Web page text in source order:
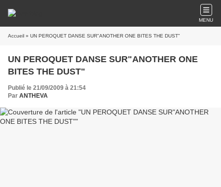
MENU
Accueil » UN PEROQUET DANSE SUR"ANOTHER ONE BITES THE DUST"
UN PEROQUET DANSE SUR"ANOTHER ONE
BITES THE DUST"
Publié le 21/09/2009 à 21:54
Par ANTHEVA